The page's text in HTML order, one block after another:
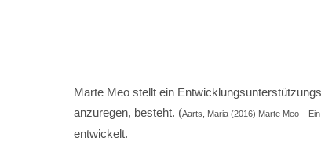
Marte Meo stellt ein
anzuregen, besteht. (Aarts, Maria (2016) Marte Meo –